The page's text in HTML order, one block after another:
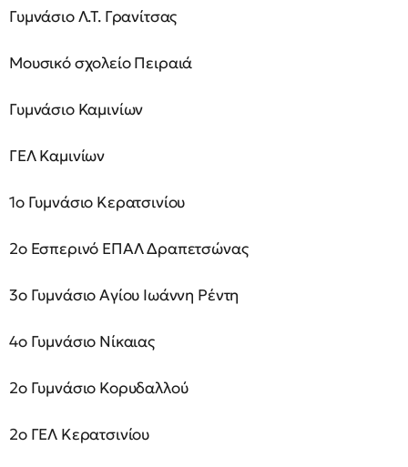
Γυμνάσιο Λ.Τ. Γρανίτσας
Μουσικό σχολείο Πειραιά
Γυμνάσιο Καμινίων
ΓΕΛ Καμινίων
1ο Γυμνάσιο Κερατσινίου
2ο Εσπερινό ΕΠΑΛ Δραπετσώνας
3ο Γυμνάσιο Αγίου Ιωάννη Ρέντη
4ο Γυμνάσιο Νίκαιας
2ο Γυμνάσιο Κορυδαλλού
2ο ΓΕΛ Κερατσινίου